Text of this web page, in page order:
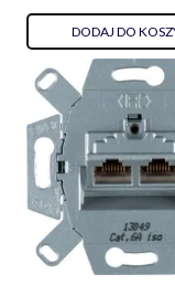
DODAJ DO